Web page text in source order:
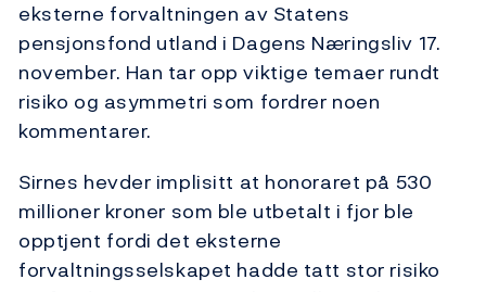
eksterne forvaltningen av Statens
pensjonsfond utland i Dagens Næringsliv 17.
november. Han tar opp viktige temaer rundt
risiko og asymmetri som fordrer noen
kommentarer.
Sirnes hevder implisitt at honoraret på 530
millioner kroner som ble utbetalt i fjor ble
opptjent fordi det eksterne
forvaltningsselskapet hadde tatt stor risiko